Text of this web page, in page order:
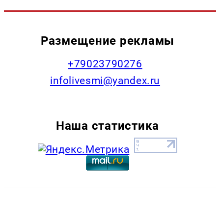
Размещение рекламы
+79023790276
infolivesmi@yandex.ru
Наша статистика